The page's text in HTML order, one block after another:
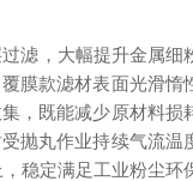
滤，大幅提升金属
膜款滤材表面光滑
，既能减少原材料损
抛丸作业持续气流温
稳定满足工业粉尘环